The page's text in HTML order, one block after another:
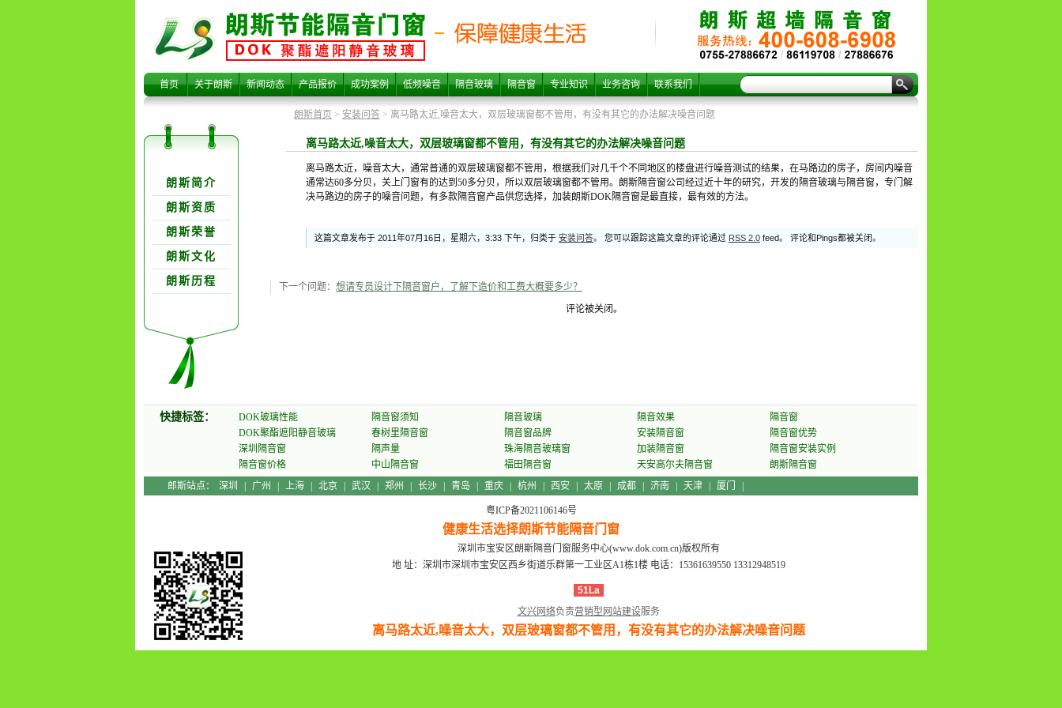
离马路太近,噪音
太大，双层玻璃
窗都不管用，有
没有其它的办法
首页 关于朗斯 新闻动态 产品报价 成功案例 低频噪音 隔音玻璃 隔音窗 专业知识 业务咨询 联系我们
朗斯首页 > 安装问答 > 离马路太近,噪音太大，双层玻璃窗都不管用，有没有其它的办法解决噪音问题
离马路太近,噪音太大，双层玻璃窗都不管用，有没有其它的办法解决噪音问题
离马路太近，噪音太大，通常普通的双层玻璃窗都不管用，根据我们对几千个不同地区的楼盘进行噪音测试的结果，在马路边的房子，房间内噪音
通常达60多分贝，关上门窗有的达到50多分贝，所以双层玻璃窗都不管用。朗斯隔音窗公司经过近十年的研究，开发的隔音玻璃与隔音窗，专门解
决马路边的房子的噪音问题，有多款隔音窗产品供您选择，加装朗斯DOK隔音窗是最直接，最有效的方法。
这篇文章发布于 2011年07月16日，星期六，3:33 下午，归类于 安装问答。 您可以跟踪这篇文章的评论通过 RSS 2.0 feed。 评论和Pings都被关闭。
下一个问题： 想请专员设计下隔音窗户，了解下造价和工费大概要多少？
评论被关闭。
朗斯简介
朗斯资质
朗斯荣誉
朗斯文化
朗斯历程
快捷标签： DOK玻璃性能 隔音窗须知 隔音玻璃 隔音效果
隔音窗
DOK聚酯遮阳静音玻璃
春树里隔音窗 隔音窗品牌 安装隔音窗
隔音窗优势
深圳隔音窗
隔声量 珠海隔音玻璃窗 加装隔音窗
隔音窗安装实例
隔音窗价格
中山隔音窗 福田隔音窗 天安高尔夫隔音窗
朗斯隔音窗
郎斯站点：
深圳 广州 上海 北京 武汉 郑州 长沙 青岛 重庆 杭州 西安 太原 成都 济南 天津 厦门
粤ICP备2021106146号
健康生活选择朗斯节能隔音门窗
深圳市宝安区朗斯隔音门窗服务中心(www.dok.com.cn)版权所有
地 址：深圳市深圳市宝安区西乡街道乐群第一工业区A1栋1楼 电话：15361639550 13312948519
51La
文兴网络负责营销型网站建设服务
离马路太近,噪音太大，双层玻璃窗都不管用，有没有其它的办法解决噪音问题